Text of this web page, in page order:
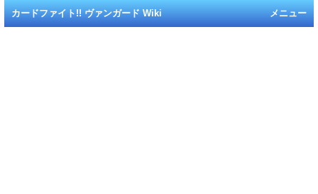
メニュー
カードファイト!! ヴァンガード Wiki